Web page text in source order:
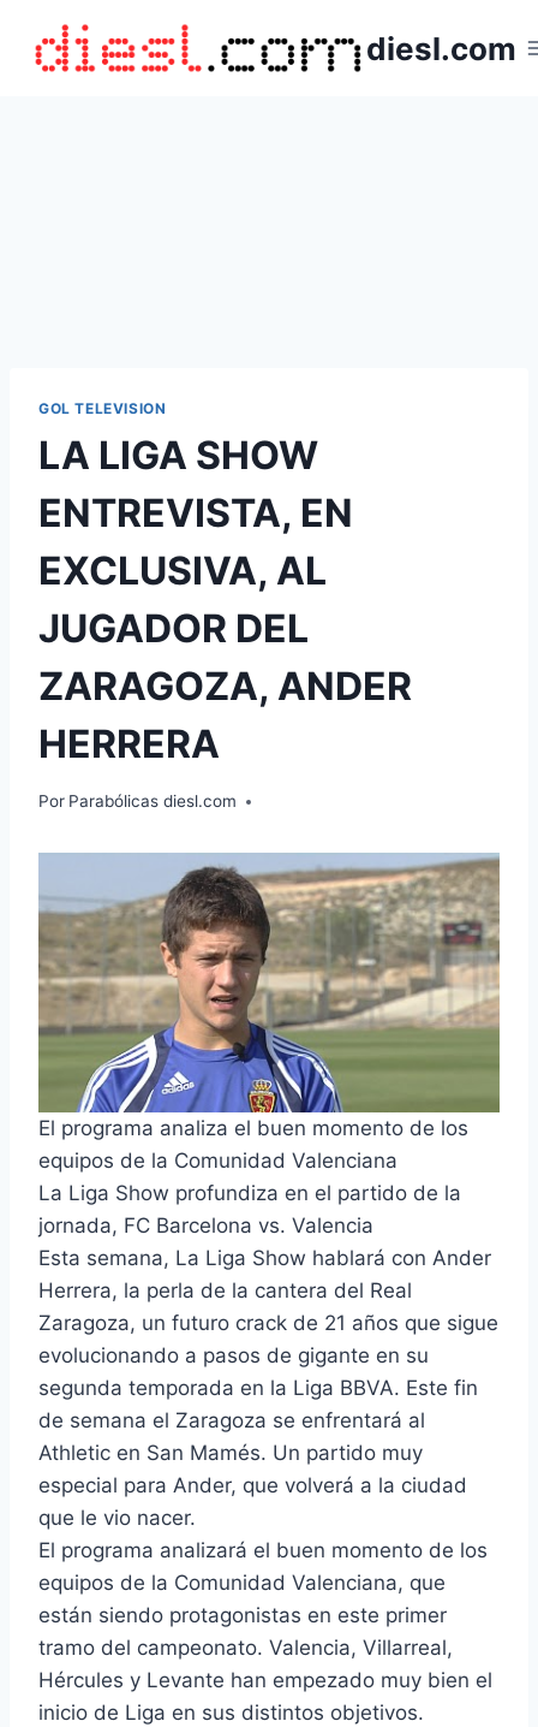
contenido
diesl.com
GOL TELEVISION
LA LIGA SHOW
ENTREVISTA, EN
EXCLUSIVA, AL
JUGADOR DEL
ZARAGOZA, ANDER
HERRERA
Por Parabólicas diesl.com
El programa analiza el buen momento de los
equipos de la Comunidad Valenciana
La Liga Show profundiza en el partido de la
jornada, FC Barcelona vs. Valencia
Esta semana, La Liga Show hablará con Ander
Herrera, la perla de la cantera del Real
Zaragoza, un futuro crack de 21 años que sigue
evolucionando a pasos de gigante en su
segunda temporada en la Liga BBVA. Este fin
de semana el Zaragoza se enfrentará al
Athletic en San Mamés. Un partido muy
especial para Ander, que volverá a la ciudad
que le vio nacer.
El programa analizará el buen momento de los
equipos de la Comunidad Valenciana, que
están siendo protagonistas en este primer
tramo del campeonato. Valencia, Villarreal,
Hércules y Levante han empezado muy bien el
inicio de Liga en sus distintos objetivos.